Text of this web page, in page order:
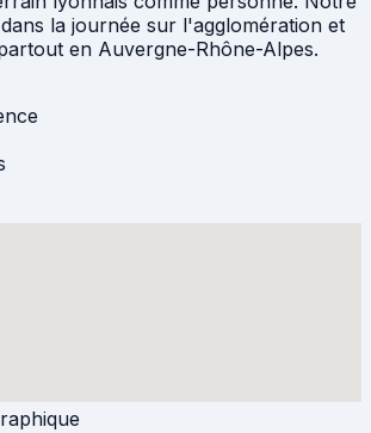
la journée sur l'agglomération et
en Auvergne-Rhône-Alpes.